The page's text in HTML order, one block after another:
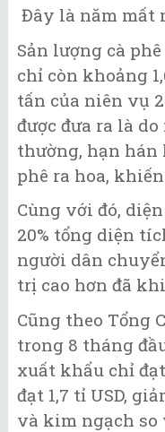
Đây là năm mất
Sản lượng cà
chỉ còn khoảng
tấn của niên vụ
được đưa ra là
thường, hạn hán
phê ra hoa,
Cùng với đó,
20% tổng diện
người dân
trị cao hơn đã
Cũng theo Tổng
trong 8 tháng
xuất khẩu chỉ
đạt 1,7 tỉ USD,
và kim ngạch